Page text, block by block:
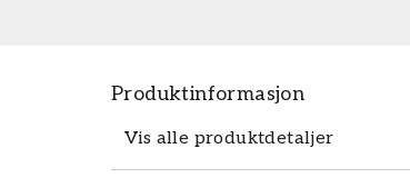
Produktinformasjon
Vis alle produktdetaljer